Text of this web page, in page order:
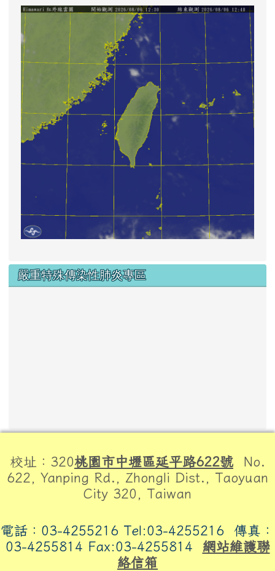
link
嚴重特殊傳染性肺炎專區
校址：320桃園市中壢區延平路622號 No.
622, Yanping Rd., Zhongli Dist., Taoyuan
City 320, Taiwan
電話：03-4255216 Tel:03-4255216 傳真：
03-4255814 Fax:03-4255814 網站維護聯
絡信箱